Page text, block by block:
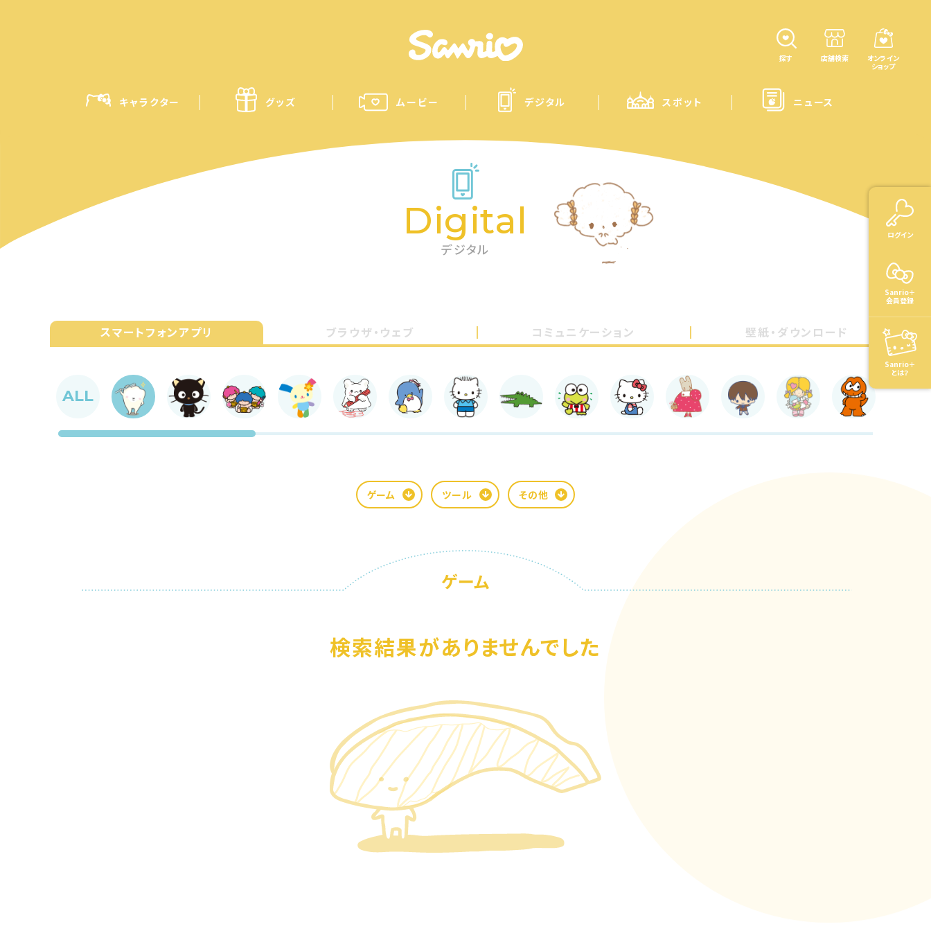
ログイン
Sanrio＋
会員登録
Sanrio＋
とは？
探す 店舗検索
オンライン
ショップ
キャラクター グッズ ムービー デジタル スポット ニュース
Digital
デジタル
スマートフォンアプリ ブラウザ・ウェブ コミュニケーション 壁紙・ダウンロード
ALL
ゲーム ツール その他
ゲーム
検索結果がありませんでした